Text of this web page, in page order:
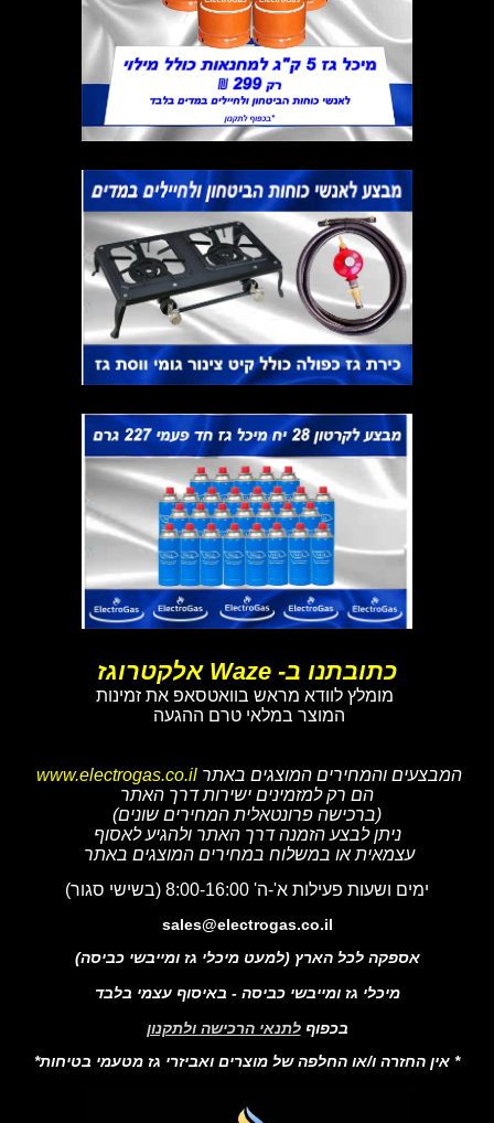
כתובתנו ב- Waze אלקטרוגז
מומלץ לוודא מראש בוואטסאפ את זמינות
המוצר במלאי טרם ההגעה
המבצעים והמחירים המוצגים באתר www.electrogas.co.il
הם רק למזמינים ישירות דרך האתר
(ברכישה פרונטאלית המחירים שונים)
ניתן לבצע הזמנה דרך האתר ולהגיע לאסוף
עצמאית או במשלוח במחירים המוצגים באתר
ימים ושעות פעילות א'-ה' 8:00-16:00 (בשישי סגור)
sales@electrogas.co.il
אספקה לכל הארץ (למעט מיכלי גז ומייבשי כביסה)
מיכלי גז ומייבשי כביסה - באיסוף עצמי בלבד
בכפוף לתנאי הרכישה ולתקנון
* אין החזרה ו/או החלפה של מוצרים ואביזרי גז מטעמי בטיחות*